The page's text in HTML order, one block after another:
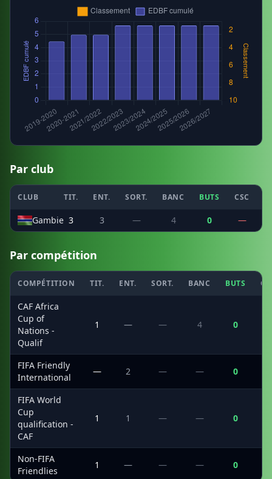
Par club
CLUB TIT. ENT. SORT. BANC BUTS CSC
Gambie 3 3 — 4 0 —
Par compétition
COMPÉTITION TIT. ENT. SORT. BANC BUTS
CAF Africa
Cup of
Nations -
Qualif
1 — — 4 0
FIFA Friendly
International
— 2 — — 0
FIFA World
Cup
qualification -
CAF
1 1 — — 0
Non-FIFA
Friendlies
1 — — — 0